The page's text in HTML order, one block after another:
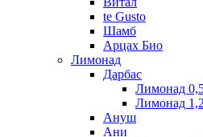
te Gusto
Шамб
Арцах Био
Лимонад
Дарбас
Лимонад
Лимонад
Ануш
Ани